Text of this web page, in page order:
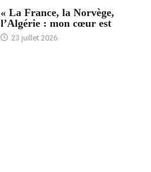
« La France, la Norvège,
l’Algérie : mon cœur est
23 juillet 2026